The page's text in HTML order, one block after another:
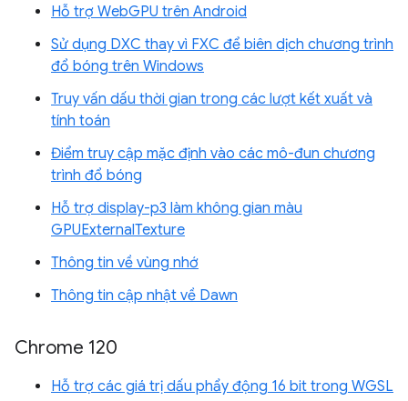
Hỗ trợ WebGPU trên Android
Sử dụng DXC thay vì FXC để biên dịch chương trình
đổ bóng trên Windows
Truy vấn dấu thời gian trong các lượt kết xuất và
tính toán
Điểm truy cập mặc định vào các mô-đun chương
trình đổ bóng
Hỗ trợ display-p3 làm không gian màu
GPUExternalTexture
Thông tin về vùng nhớ
Thông tin cập nhật về Dawn
Chrome 120
Hỗ trợ các giá trị dấu phẩy động 16 bit trong WGSL